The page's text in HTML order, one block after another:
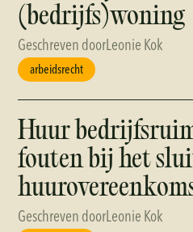
(bedrijfs)woning
Geschreven doorLeonie Kok
arbeidsrecht
Huur
fouten bij het
Geschreven doorLeonie Kok